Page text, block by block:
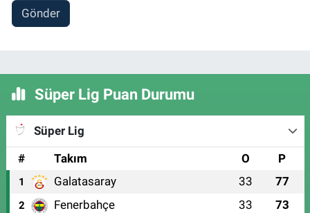
Gönder
Süper Lig Puan Durumu
Süper Lig
#
Takım O P
1 Galatasaray 33 77
2 Fenerbahçe 33 73